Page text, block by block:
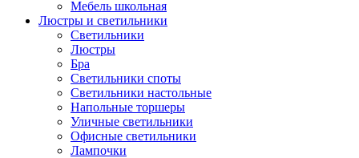
Мебель школьная
Люстры и светильники
Светильники
Люстры
Бра
Светильники споты
Светильники настольные
Напольные торшеры
Уличные светильники
Офисные светильники
Лампочки